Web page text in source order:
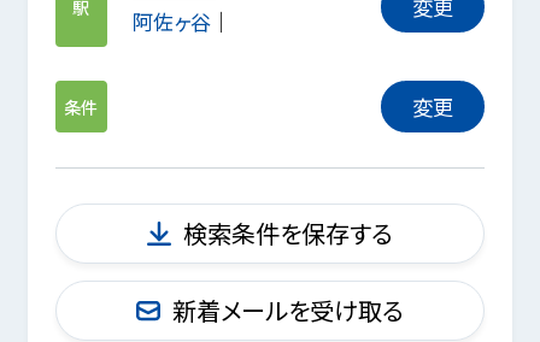
駅
阿佐ヶ谷
変更
条件 変更
検索条件を保存する
新着メールを受け取る